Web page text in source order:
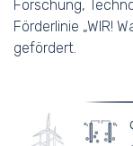
Forschung,
Förderlinie „WIR!
gefördert.